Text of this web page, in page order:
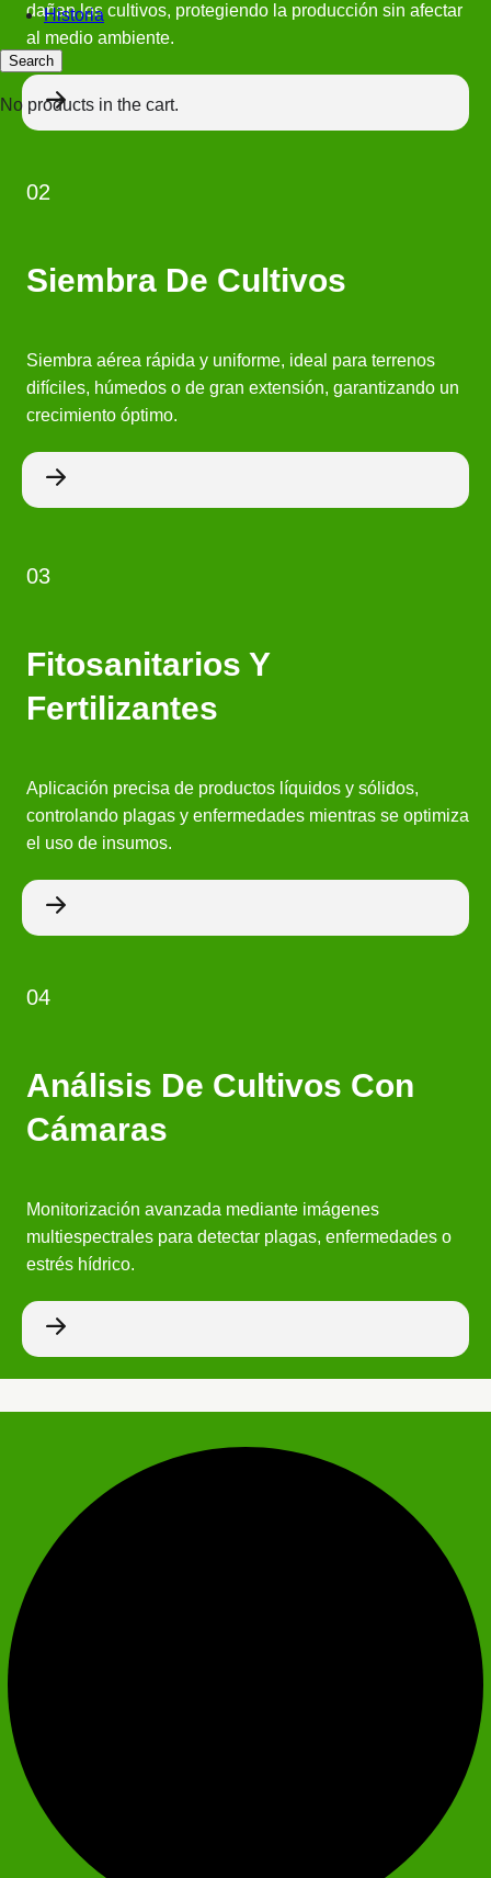
Historia
No products in the cart.
dañan los cultivos, protegiendo la producción sin afectar
al medio ambiente.
02
Siembra De Cultivos
Siembra aérea rápida y uniforme, ideal para terrenos
difíciles, húmedos o de gran extensión, garantizando un
crecimiento óptimo.
03
Fitosanitarios Y
Fertilizantes
Aplicación precisa de productos líquidos y sólidos,
controlando plagas y enfermedades mientras se optimiza
el uso de insumos.
04
Análisis De Cultivos Con
Cámaras
Monitorización avanzada mediante imágenes
multiespectrales para detectar plagas, enfermedades o
estrés hídrico.